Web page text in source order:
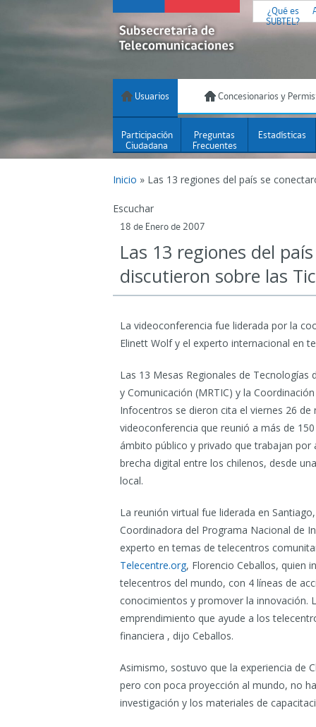
¿Qué es
SUBTEL?
Usuarios Concesionarios y
Participación
Ciudadana
Preguntas
Frecuentes
Estadísticas
Inicio » Las 13 regiones del país se
Escuchar
18 de Enero de 2007
Las 13 regiones del
discutieron sobre las
La videoconferencia fue liderada por la
Elinett Wolf y el experto internacional en
Las 13 Mesas Regionales de Tecnologías
y Comunicación (MRTIC) y la
Infocentros se dieron cita el viernes 26 de
videoconferencia que reunió a más de
ámbito público y privado que trabajan por
brecha digital entre los chilenos, desde
local.
La reunión virtual fue liderada en
Coordinadora del Programa Nacional de
experto en temas de telecentros
Telecentre.org, Florencio Ceballos, quien
telecentros del mundo, con 4 líneas de
conocimientos y promover la innovación.
emprendimiento que ayude a los
financiera , dijo Ceballos.
Asimismo, sostuvo que la experiencia de
pero con poca proyección al mundo, no
investigación y los materiales de